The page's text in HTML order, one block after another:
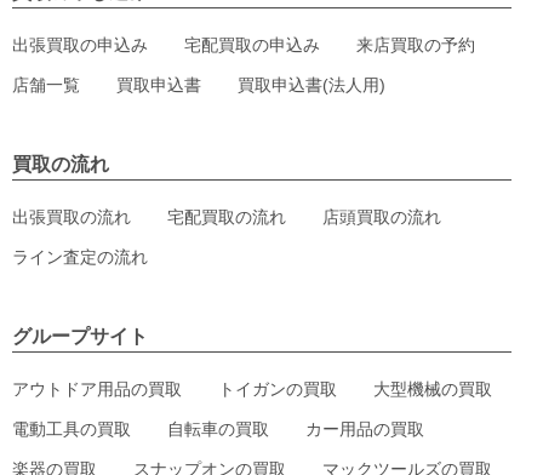
出張買取の申込み 宅配買取の申込み 来店買取の予約
店舗一覧 買取申込書 買取申込書(法人用)
買取の流れ
出張買取の流れ 宅配買取の流れ 店頭買取の流れ
ライン査定の流れ
グループサイト
アウトドア用品の買取 トイガンの買取 大型機械の買取
電動工具の買取 自転車の買取 カー用品の買取
楽器の買取 スナップオンの買取 マックツールズの買取